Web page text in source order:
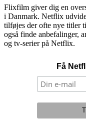
Flixfilm giver dig en
i Danmark. Netflix
tilføjes der ofte nye titler
også finde anbefalinger,
og tv-serier på Netflix.
Få